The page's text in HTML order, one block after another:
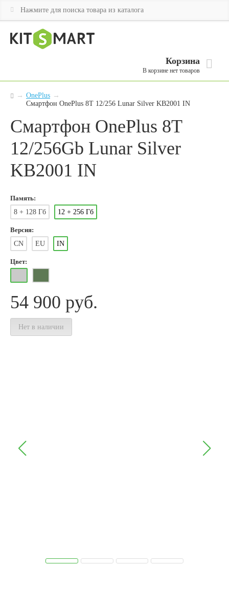
Корзина
В корзине нет товаров
→ OnePlus →
Смартфон OnePlus 8T 12/256 Lunar Silver KB2001 IN
Смартфон OnePlus 8T
12/256Gb Lunar Silver
KB2001 IN
Память:
8 + 128 Гб
12 + 256 Гб
Версия:
CN
EU IN
Цвет:
54 900 руб.
Нет в наличии